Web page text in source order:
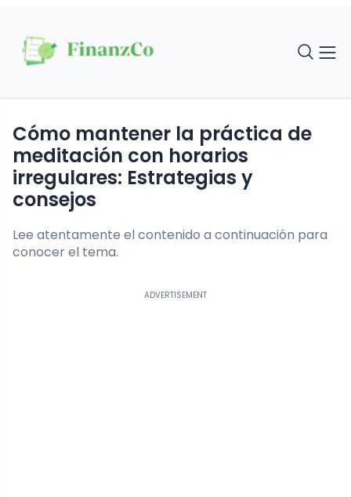
Cómo mantener la práctica de
meditación con horarios
irregulares: Estrategias y
consejos
Lee atentamente el contenido a continuación para
conocer el tema.
ADVERTISEMENT